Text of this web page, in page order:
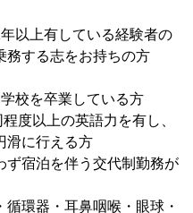
以上有している経験者の
務する志をお持ちの方
校を卒業している方
度以上の英語力を有し、
滑に行える方
ず宿泊を伴う交代制勤務が
循環器・耳鼻咽喉・眼球・